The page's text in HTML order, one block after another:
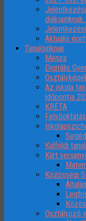
Aktuális
Tanulóinknak
Menza
Digitális
Az iskola
időpontja
KRÉTA
Külföldi
Kiírt
Közösségi
Osztályozó